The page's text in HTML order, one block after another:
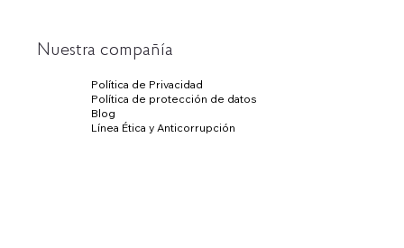
Nuestra compañía
Política de Privacidad
Política de protección de datos
Blog
Línea Ética y Anticorrupción